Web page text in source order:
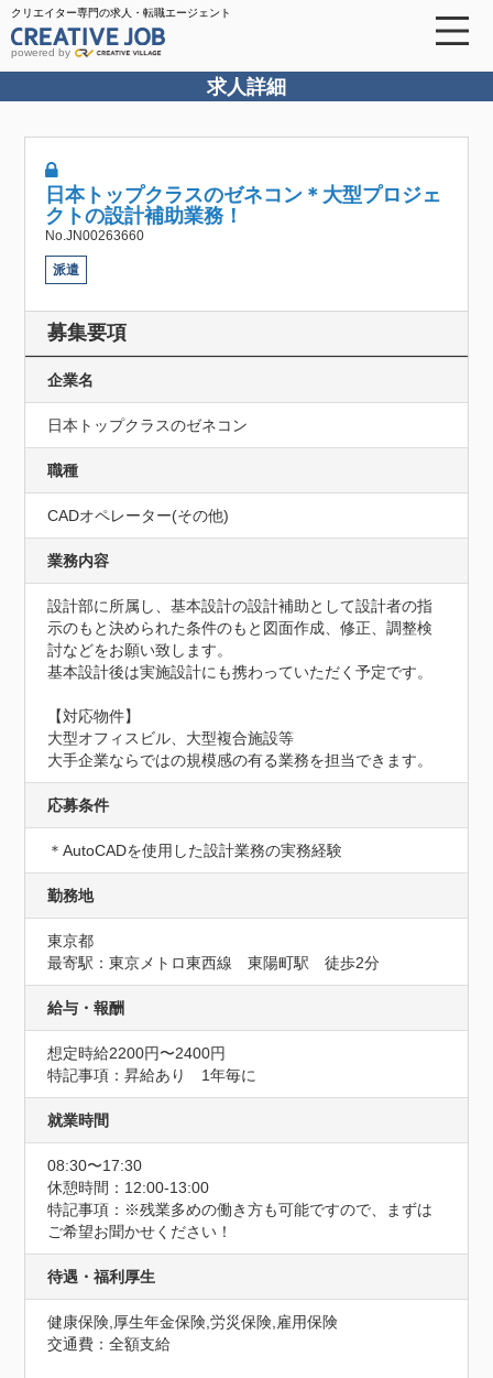
クリエイター専門の求人・転職エージェント
powered by
求人詳細
日本トップクラスのゼネコン＊大型プロジェ
クトの設計補助業務！
No.JN00263660
派遣
募集要項
企業名
日本トップクラスのゼネコン
職種
CADオペレーター(その他)
業務内容
設計部に所属し、基本設計の設計補助として設計者の指
示のもと決められた条件のもと図面作成、修正、調整検
討などをお願い致します。
基本設計後は実施設計にも携わっていただく予定です。
【対応物件】
大型オフィスビル、大型複合施設等
大手企業ならではの規模感の有る業務を担当できます。
応募条件
＊AutoCADを使用した設計業務の実務経験
勤務地
東京都
最寄駅：東京メトロ東西線　東陽町駅　徒歩2分
給与・報酬
想定時給2200円〜2400円
特記事項：昇給あり　1年毎に
就業時間
08:30〜17:30
休憩時間：12:00-13:00
特記事項：※残業多めの働き方も可能ですので、まずは
ご希望お聞かせください！
待遇・福利厚生
健康保険,厚生年金保険,労災保険,雇用保険
交通費：全額支給